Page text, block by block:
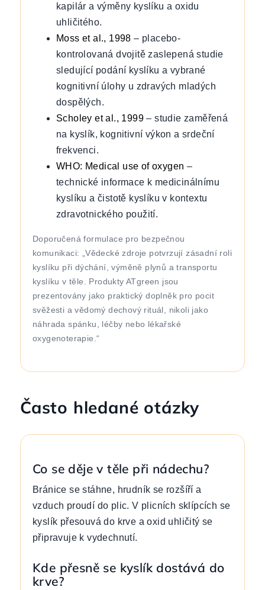
kapilár a výměny kyslíku a oxidu
uhličitého.
Moss et al., 1998 – placebo-
kontrolovaná dvojitě zaslepená studie
sledující podání kyslíku a vybrané
kognitivní úlohy u zdravých mladých
dospělých.
Scholey et al., 1999 – studie zaměřená
na kyslík, kognitivní výkon a srdeční
frekvenci.
WHO: Medical use of oxygen –
technické informace k medicinálnímu
kyslíku a čistotě kyslíku v kontextu
zdravotnického použití.
Doporučená formulace pro bezpečnou
komunikaci: „Vědecké zdroje potvrzují zásadní roli
kyslíku při dýchání, výměně plynů a transportu
kyslíku v těle. Produkty ATgreen jsou
prezentovány jako praktický doplněk pro pocit
svěžesti a vědomý dechový rituál, nikoli jako
náhrada spánku, léčby nebo lékařské
oxygenoterapie.“
Často hledané otázky
Co se děje v těle při nádechu?
Bránice se stáhne, hrudník se rozšíří a
vzduch proudí do plic. V plicních sklípcích se
kyslík přesouvá do krve a oxid uhličitý se
připravuje k vydechnutí.
Kde přesně se kyslík dostává do
krve?